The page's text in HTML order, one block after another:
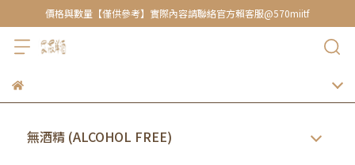
價格與數量【僅供參考】實際內容請聯絡官方賴客服@570miitf
無酒精 (ALCOHOL FREE)